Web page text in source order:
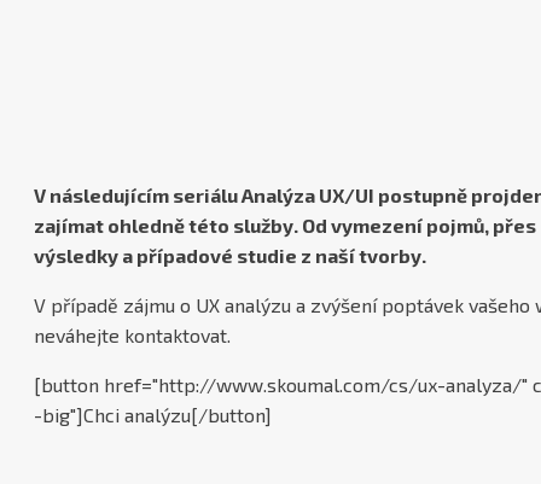
V následujícím seriálu Analýza UX/UI postupně
zajímat ohledně této služby. Od vymezení pojmů,
výsledky a případové studie z naší tvorby.
V případě zájmu o UX analýzu a zvýšení poptávek vašeho
neváhejte kontaktovat.
[button href="http://www.skoumal.com/cs/ux-analyza/"
-big"]Chci analýzu[/button]